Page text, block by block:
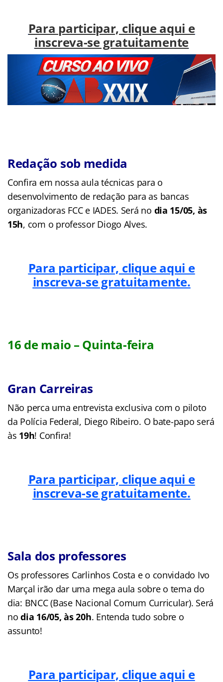
Para participar, clique aqui e
inscreva-se gratuitamente
Redação sob medida
Confira em nossa aula técnicas para o
desenvolvimento de redação para as bancas
organizadoras FCC e IADES. Será no dia 15/05, às
15h, com o professor Diogo Alves.
Para participar, clique aqui e
inscreva-se gratuitamente.
16 de maio – Quinta-feira
Gran Carreiras
Não perca uma entrevista exclusiva com o piloto
da Polícia Federal, Diego Ribeiro. O bate-papo será
às 19h! Confira!
Para participar, clique aqui e
inscreva-se gratuitamente.
Sala dos professores
Os professores Carlinhos Costa e o convidado Ivo
Marçal irão dar uma mega aula sobre o tema do
dia: BNCC (Base Nacional Comum Curricular). Será
nodia 16/05, às 20h. Entenda tudo sobre o
assunto!
Para participar, clique aqui e